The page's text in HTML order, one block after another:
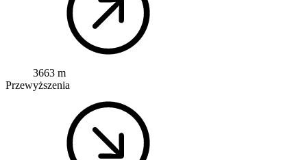
3663 m
Przewyższenia